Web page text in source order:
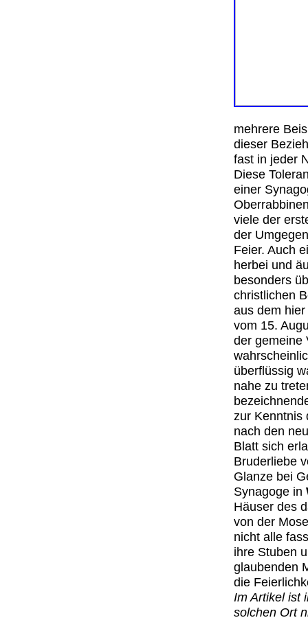
mehrere
dieser
fast in jeder
Diese
einer
viele der
der
Feier. Auch
herbei und
besonders
christlichen
aus dem
vom 15.
der gemeine
überflüssig
nahe zu
zur Kenntnis
nach den
Blatt sich
Bruderliebe
Glanze bei
Synagoge in
Häuser des
von der
nicht alle
ihre Stuben
glaubenden
die
Im Artikel ist
solchen Ort